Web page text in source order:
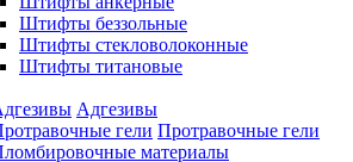
Штифты беззольные
Штифты стекловолоконные
Штифты титановые
Адгезивы
Протравочные гели